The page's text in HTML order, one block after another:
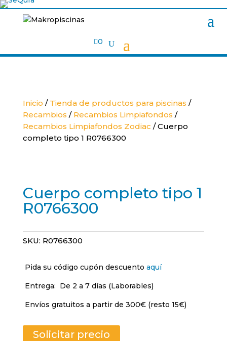
0
Inicio / Tienda de productos para piscinas /
Recambios / Recambios Limpiafondos /
Recambios Limpiafondos Zodiac / Cuerpo
completo tipo 1 R0766300
Cuerpo completo tipo 1
R0766300
SKU: R0766300
Pida su código cupón descuento aquí
Entrega: De 2 a 7 días (Laborables)
Envíos gratuitos a partir de 300€ (resto 15€)
Solicitar precio